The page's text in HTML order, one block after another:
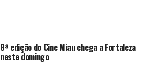
8ª edição do Cine Miau chega a Fortaleza
neste domingo